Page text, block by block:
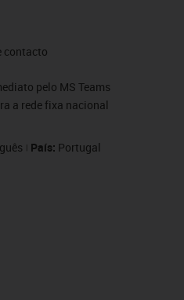
contacto
pelo MS Teams
a rede fixa nacional
País: Portugal